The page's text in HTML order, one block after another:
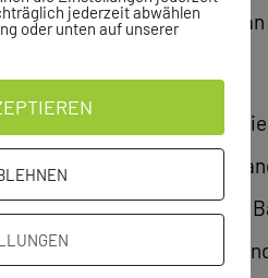
Emilie Saillet,
Sindelfingen bei.
Gold gewann. Mit diesen
auch an Gianluca
für Ben Krämer, Benjamin
Freistil-Staffel in der
jederzeit abwählen
oder unten auf unserer